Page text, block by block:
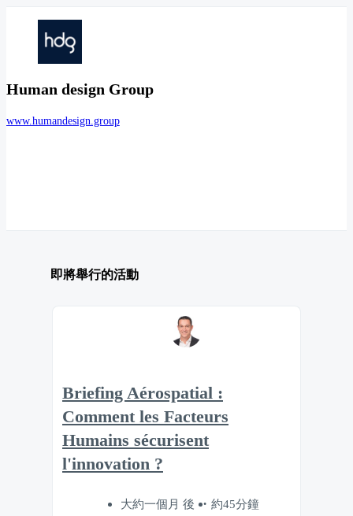
Human design Group
www.humandesign.group
即將舉行的活動
Briefing Aérospatial :
Comment les Facteurs
Humains sécurisent
l'innovation ?
大約一個月 後 約45分鐘